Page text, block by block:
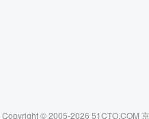
Copyright © 2005-2026 51CTO.COM